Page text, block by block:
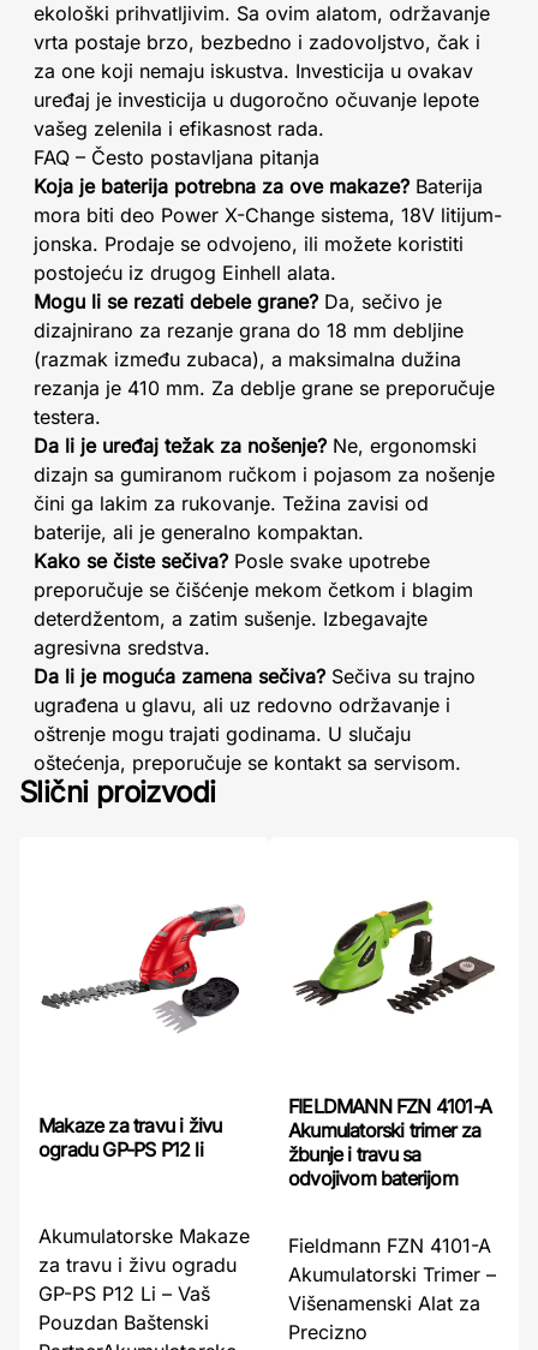
ekološki prihvatljivim. Sa ovim alatom, održavanje
vrta postaje brzo, bezbedno i zadovoljstvo, čak i
za one koji nemaju iskustva. Investicija u ovakav
uređaj je investicija u dugoročno očuvanje lepote
vašeg zelenila i efikasnost rada.
FAQ – Često postavljana pitanja
Koja je baterija potrebna za ove makaze? Baterija
mora biti deo Power X-Change sistema, 18V litijum-
jonska. Prodaje se odvojeno, ili možete koristiti
postojeću iz drugog Einhell alata.
Mogu li se rezati debele grane? Da, sečivo je
dizajnirano za rezanje grana do 18 mm debljine
(razmak između zubaca), a maksimalna dužina
rezanja je 410 mm. Za deblje grane se preporučuje
testera.
Da li je uređaj težak za nošenje? Ne, ergonomski
dizajn sa gumiranom ručkom i pojasom za nošenje
čini ga lakim za rukovanje. Težina zavisi od
baterije, ali je generalno kompaktan.
Kako se čiste sečiva? Posle svake upotrebe
preporučuje se čišćenje mekom četkom i blagim
deterdžentom, a zatim sušenje. Izbegavajte
agresivna sredstva.
Da li je moguća zamena sečiva? Sečiva su trajno
ugrađena u glavu, ali uz redovno održavanje i
oštrenje mogu trajati godinama. U slučaju
oštećenja, preporučuje se kontakt sa servisom.
Slični proizvodi
Makaze za travu i živu
ogradu GP-PS P12 li
Akumulatorske Makaze
za travu i živu ogradu
GP-PS P12 Li – Vaš
Pouzdan Baštenski
FIELDMANN FZN 4101-A
Akumulatorski trimer za
žbunje i travu sa
odvojivom baterijom
Fieldmann FZN 4101-A
Akumulatorski Trimer –
Višenamenski Alat za
Precizno